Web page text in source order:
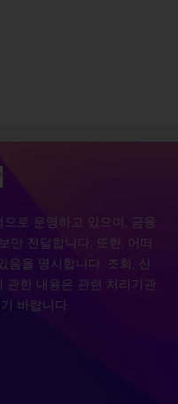
로 운영하고 있으며, 금융
만 전달합니다. 또한, 어떠
음을 명시합니다. 조회, 신
관한 내용은 관련 처리기관
바랍니다.